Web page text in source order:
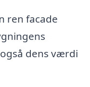
ren facade
dens værdi